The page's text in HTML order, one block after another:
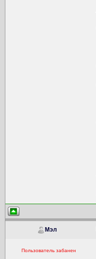
Мэл
Пользователь забанен